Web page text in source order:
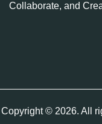
Collaborate, and
Copyright © 2026. All